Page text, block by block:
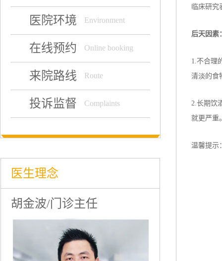
医院环境 Environment
在线预约 Online booking
来院路线 Route
投诉监督 Complaints
医生理念
胡金波/门诊主任
临床研究
后天因素
1.不合理
清淡的食
2.长期饮
就更严重
温馨提示